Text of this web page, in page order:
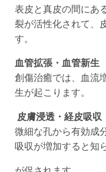
表皮と真皮の間にあ
裂が活性化されて、
す。
血管拡張・血管新生
創傷治癒では、血流
生が起こります。
皮膚浸透・経皮吸収
微細な孔から有効成
吸収が増加すると知